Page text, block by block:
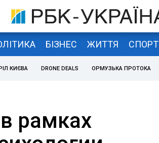
БІЗНЕС ЖИТТЯ СПОРТ
КИЄВА DRONE DEALS ОРМУЗЬКА ПРОТОКА
рамках